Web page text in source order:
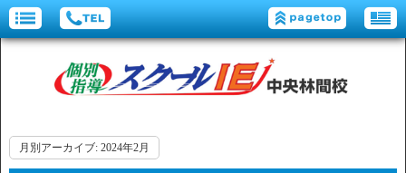
月別アーカイブ: 2024年2月